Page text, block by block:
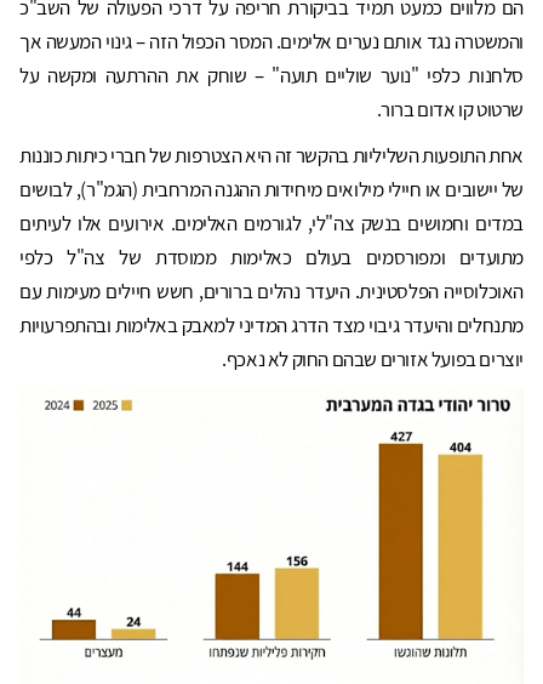
הם מלווים כמעט תמיד בביקורת חריפה על דרכי הפעולה של השב"כ
והמשטרה נגד אותם נערים אלימים. המסר הכפול הזה – גינוי המעשה אך
סלחנות כלפי "נוער שוליים תועה" – שוחק את ההרתעה ומקשה על
שרטוט קו אדום ברור.
אחת התופעות השליליות בהקשר זה היא הצטרפות של חברי כיתות כוננות
של יישובים או חיילי מילואים מיחידות ההגנה המרחבית (הגמ"ר), לבושים
במדים וחמושים בנשק צה"לי, לגורמים האלימים. אירועים אלו לעיתים
מתועדים ומפורסמים בעולם כאלימות ממוסדת של צה"ל כלפי
האוכלוסייה הפלסטינית. היעדר נהלים ברורים, חשש חיילים מעימות עם
מתנחלים והיעדר גיבוי מצד הדרג המדיני למאבק באלימות ובהתפרעויות
יוצרים בפועל אזורים שבהם החוק לא נאכף.